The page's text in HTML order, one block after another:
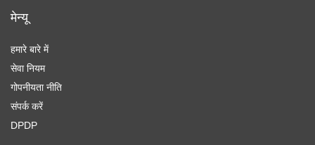
मेन्यू
हमारे बारे में
सेवा नियम
गोपनीयता नीति
संपर्क करें
DPDP